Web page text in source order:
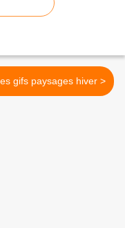
Tubes gifs paysages hiver >